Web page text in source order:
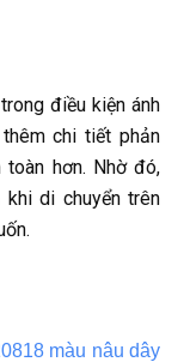
điều kiện ánh
chi tiết phản
hơn. Nhờ đó,
di chuyển trên
màu nâu dây